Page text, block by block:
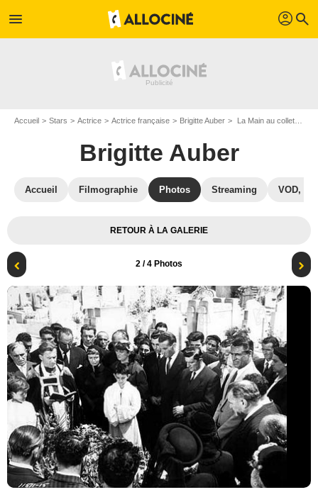
menu profil search
Accueil Stars Actrice Actrice française Brigitte Auber La Main au collet : Photo Cary Grant, Alfred Hitchcock, Brigitte Auber
Brigitte Auber
Accueil Filmographie Photos Streaming VOD,
RETOUR À LA GALERIE
2 / 4 Photos